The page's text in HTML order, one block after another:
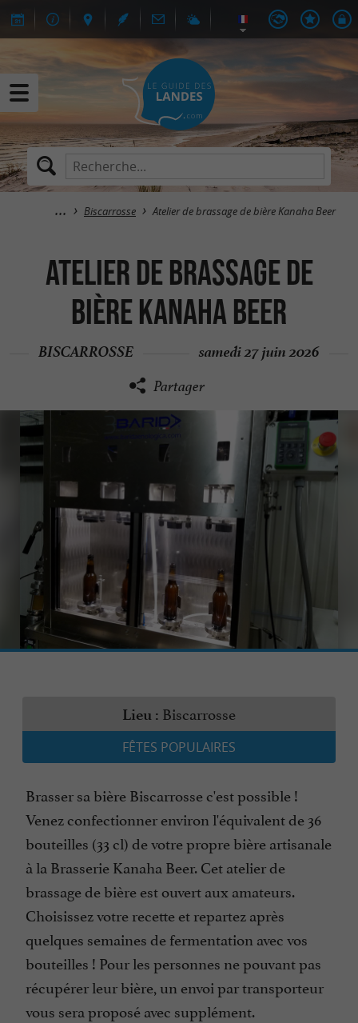
Biscarrosse Atelier de brassage de bière Kanaha Beer
Atelier de brassage de
bière Kanaha Beer
BISCARROSSE samedi 27 juin 2026
Partager
Lieu : Biscarrosse
FÊTES POPULAIRES
Brasser sa bière Biscarrosse c'est possible !
Venez confectionner environ l'équivalent de 36
bouteilles (33 cl) de votre propre bière artisanale
à la Brasserie Kanaha Beer. Cet atelier de
brassage de bière est ouvert aux amateurs.
Choisissez votre recette et repartez après
quelques semaines de fermentation avec vos
bouteilles ! Pour les personnes ne pouvant pas
récupérer leur bière, un envoi par transporteur
vous sera proposé avec supplément.